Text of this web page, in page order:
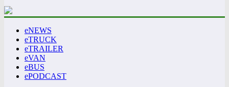
eNEWS
eTRUCK
eTRAILER
eVAN
eBUS
ePODCAST